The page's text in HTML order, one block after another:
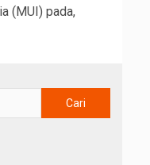
(MUI) pada,